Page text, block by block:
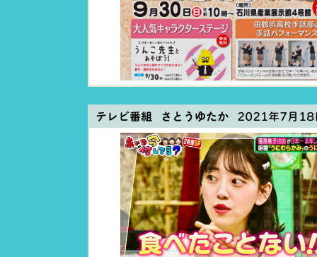
テレビ番組 さとうゆたか2021年7月18